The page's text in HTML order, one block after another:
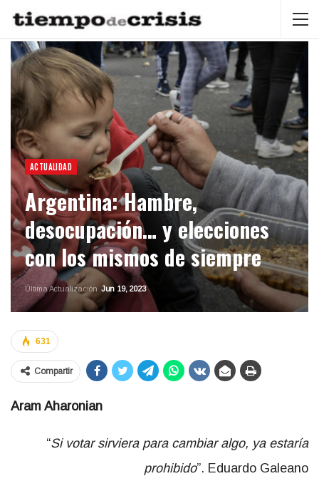
ACTUALIDAD
Argentina: Hambre,
desocupación… y elecciones
con los mismos de siempre
Última Actualización Jun 19, 2023
631
Compartir
Aram Aharonian
“Si votar sirviera para cambiar algo, ya estaría
prohibido”. Eduardo Galeano